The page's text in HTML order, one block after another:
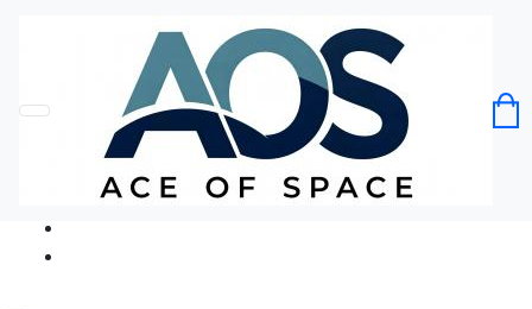
Без категорії
Єнотка тенісистка Королева корту
Код товару: Ace5395